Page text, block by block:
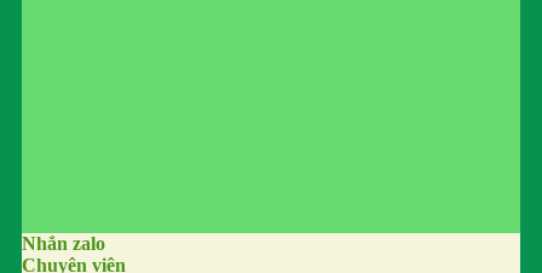
Nhắn zalo
Chuyên viên